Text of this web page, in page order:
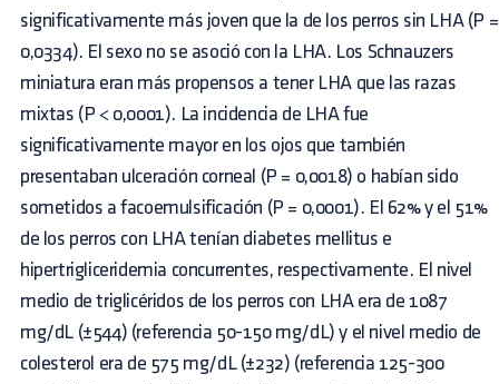
significativamente más joven que la de los perros sin LHA (P =
0,0334). El sexo no se asoció con la LHA. Los Schnauzers
miniatura eran más propensos a tener LHA que las razas
mixtas (P < 0,0001). La incidencia de LHA fue
significativamente mayor en los ojos que también
presentaban ulceración corneal (P = 0,0018) o habían sido
sometidos a facoemulsificación (P = 0,0001). El 62% y el 51%
de los perros con LHA tenían diabetes mellitus e
hipertrigliceridemia concurrentes, respectivamente. El nivel
medio de triglicéridos de los perros con LHA era de 1087
mg/dL (±544) (referencia 50-150 mg/dL) y el nivel medio de
colesterol era de 575 mg/dL (±232) (referencia 125-300